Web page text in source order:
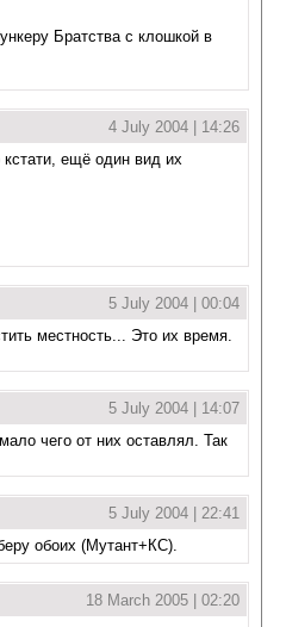
Братства с клошкой в
4 July 2004 | 14:26
ещё один вид их
5 July 2004 | 00:04
местность... Это их время.
5 July 2004 | 14:07
чего от них оставлял. Так
5 July 2004 | 22:41
обоих (Мутант+КС).
18 March 2005 | 02:20